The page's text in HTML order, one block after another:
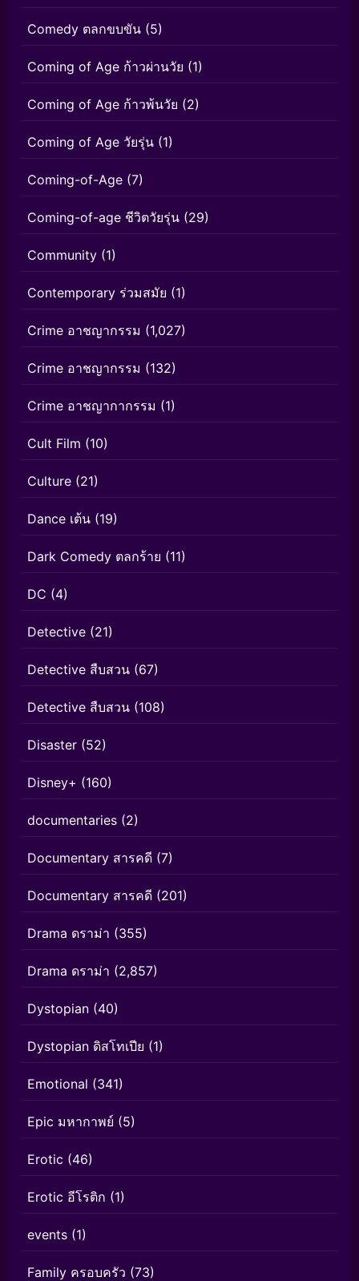
Comedy ตลกขบขัน (5)
Coming of Age ก้าวผ่านวัย (1)
Coming of Age ก้าวพ้นวัย (2)
Coming of Age วัยรุ่น (1)
Coming-of-Age (7)
Coming-of-age ชีวิตวัยรุ่น (29)
Community (1)
Contemporary ร่วมสมัย (1)
Crime อาชญากรรม (1,027)
Crime อาชญากรรม (132)
Crime อาชญากากรรม (1)
Cult Film (10)
Culture (21)
Dance เต้น (19)
Dark Comedy ตลกร้าย (11)
DC (4)
Detective (21)
Detective สืบสวน (67)
Detective สืบสวน (108)
Disaster (52)
Disney+ (160)
documentaries (2)
Documentary สารคดี (7)
Documentary สารคดี (201)
Drama ดราม่า (355)
Drama ดราม่า (2,857)
Dystopian (40)
Dystopian ดิสโทเปีย (1)
Emotional (341)
Epic มหากาพย์ (5)
Erotic (46)
Erotic อีโรติก (1)
events (1)
Family ครอบครัว (73)